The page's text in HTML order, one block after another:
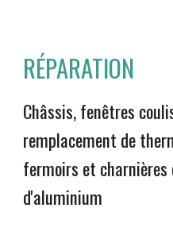
RÉPARATION
Châssis, fenêtres
remplacement de
fermoirs et
d'aluminium